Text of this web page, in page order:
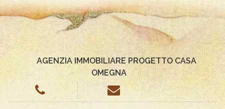
AGENZIA IMMOBILIARE PROGETTO CASA
OMEGNA